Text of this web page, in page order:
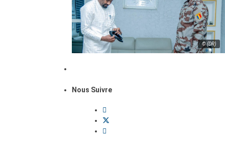
© (DR)
Nous Suivre